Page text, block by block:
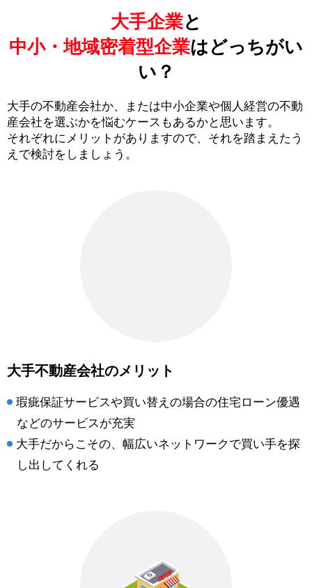
大手企業と
中小・地域密着型企業はどっちがい
い？
大手の不動産会社か、または中小企業や個人経営の不動
産会社を選ぶかを悩むケースもあるかと思います。
それぞれにメリットがありますので、それを踏まえたう
えで検討をしましょう。
大手不動産会社のメリット
瑕疵保証サービスや買い替えの場合の住宅ローン優遇
などのサービスが充実
大手だからこその、幅広いネットワークで買い手を探
し出してくれる